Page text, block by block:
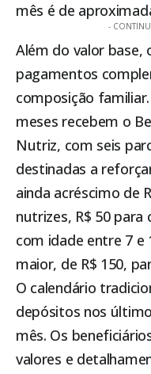
mês é de
-
Além do valor base,
pagamentos
composição
meses recebem o
Nutriz, com seis
destinadas a
ainda acréscimo de
nutrizes, R$ 50
com idade entre 7 e
maior, de R$ 150,
O calendário
depósitos nos
mês. Os
valores e